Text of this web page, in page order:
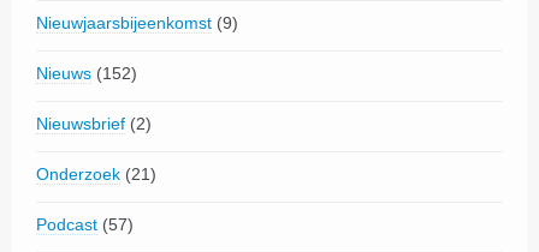
Nieuwjaarsbijeenkomst (9)
Nieuws (152)
Nieuwsbrief (2)
Onderzoek (21)
Podcast (57)